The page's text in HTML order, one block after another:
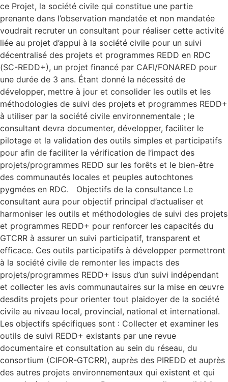
ce Projet, la société civile qui constitue une partie
prenante dans l’observation mandatée et non mandatée
voudrait recruter un consultant pour réaliser cette activité
liée au projet d’appui à la société civile pour un suivi
décentralisé des projets et programmes REDD en RDC
(SC-REDD+), un projet financé par CAFI/FONARED pour
une durée de 3 ans. Étant donné la nécessité de
développer, mettre à jour et consolider les outils et les
méthodologies de suivi des projets et programmes REDD+
à utiliser par la société civile environnementale ; le
consultant devra documenter, développer, faciliter le
pilotage et la validation des outils simples et participatifs
pour afin de faciliter la vérification de l’impact des
projets/programmes REDD sur les forêts et le bien-être
des communautés locales et peuples autochtones
pygmées en RDC. Objectifs de la consultance Le
consultant aura pour objectif principal d’actualiser et
harmoniser les outils et méthodologies de suivi des projets
et programmes REDD+ pour renforcer les capacités du
GTCRR à assurer un suivi participatif, transparent et
efficace. Ces outils participatifs à développer permettront
à la société civile de remonter les impacts des
projets/programmes REDD+ issus d’un suivi indépendant
et collecter les avis communautaires sur la mise en œuvre
desdits projets pour orienter tout plaidoyer de la société
civile au niveau local, provincial, national et international.
Les objectifs spécifiques sont : Collecter et examiner les
outils de suivi REDD+ existants par une revue
documentaire et consultation au sein du réseau, du
consortium (CIFOR-GTCRR), auprès des PIREDD et auprès
des autres projets environnementaux qui existent et qui